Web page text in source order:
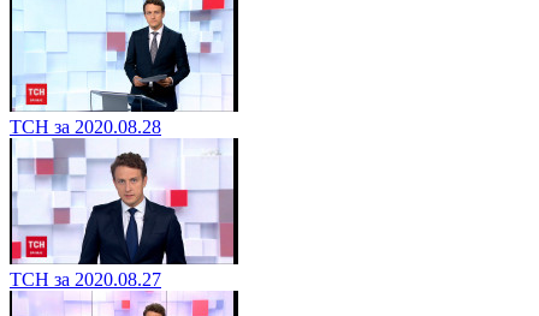
ТСН за 2020.08.28
ТСН за 2020.08.27